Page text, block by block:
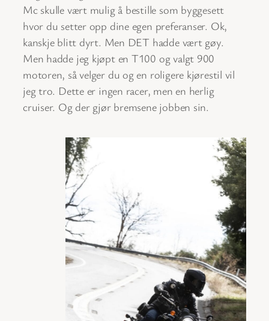
Mc skulle vært mulig å bestille som byggesett
hvor du setter opp dine egen preferanser. Ok,
kanskje blitt dyrt. Men DET hadde vært gøy.
Men hadde jeg kjøpt en T100 og valgt 900
motoren, så velger du og en roligere kjørestil vil
jeg tro. Dette er ingen racer, men en herlig
cruiser. Og der gjør bremsene jobben sin.